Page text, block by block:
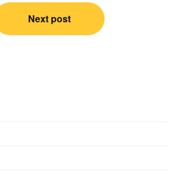
Next post